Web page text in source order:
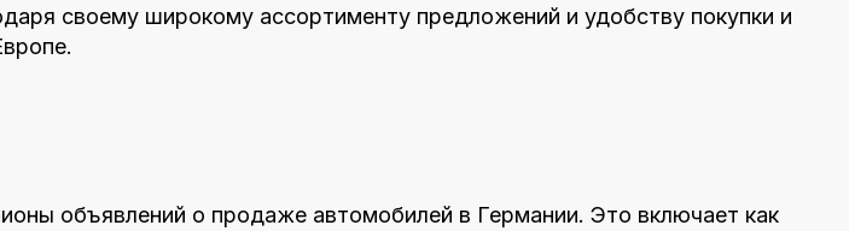
своему широкому ассортименту предложений и удобству покупки и
объявлений о продаже автомобилей в Германии. Это включает как